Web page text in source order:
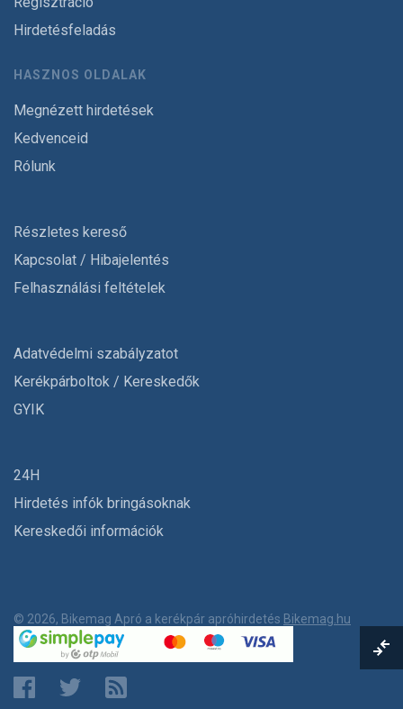
Hirdetésfeladás
HASZNOS OLDALAK
Megnézett hirdetések
Kedvenceid
Rólunk
Részletes kereső
Kapcsolat / Hibajelentés
Felhasználási feltételek
Adatvédelmi szabályzatot
Kerékpárboltok / Kereskedők
GYIK
24H
Hirdetés infók bringásoknak
Kereskedői információk
© 2026, Bikemag Apró a kerékpár apróhirdetés Bikemag.hu